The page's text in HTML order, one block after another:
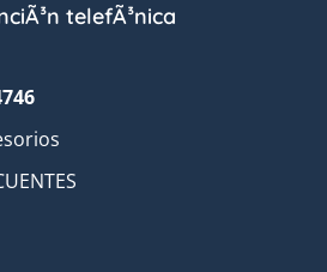
telefÃ³nica